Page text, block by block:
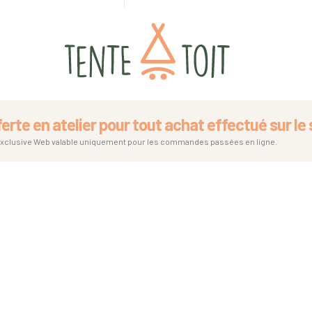
en atelier pour tout achat effectué sur le
Web valable uniquement pour les commandes passées en ligne.